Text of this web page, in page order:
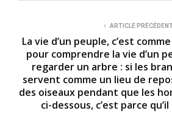
ARTICLE
La vie d’un peuple, c’est
pour comprendre la vie d’un
regarder un arbre : si les
servent comme un lieu de
des oiseaux pendant que les
ci-dessous, c’est parce